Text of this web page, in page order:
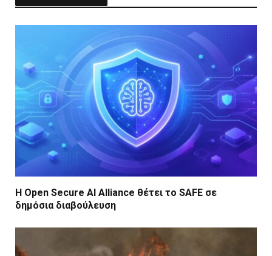
Η Open Secure AI Alliance θέτει το SAFE σε
δημόσια διαβούλευση